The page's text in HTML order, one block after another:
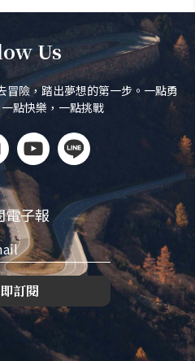
Us
冒險，踏出夢想的第一步。一點勇
點快樂，一點挑戰
電子報
訂閱